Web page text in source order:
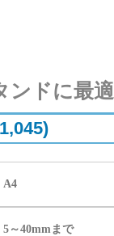
ンドに最適
A4
5～40mmまで